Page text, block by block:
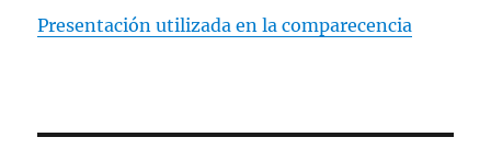
Presentación utilizada en la comparecencia